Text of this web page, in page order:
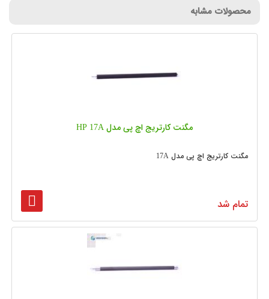
محصولات مشابه
مگنت کارتریج اچ پی مدل HP 17A
مگنت کارتریج اچ پی مدل 17A
تمام شد